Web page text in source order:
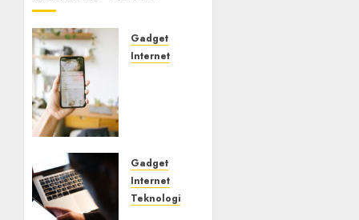
Gadget
Internet
AUGUST
3, 2026
0
Gadget
Internet
Teknologi